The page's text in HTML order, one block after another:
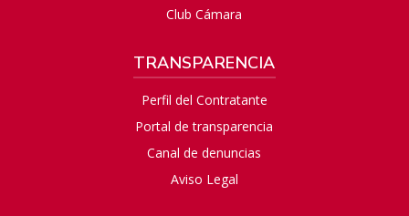
Club Cámara
TRANSPARENCIA
Perfil del Contratante
Portal de transparencia
Canal de denuncias
Aviso Legal